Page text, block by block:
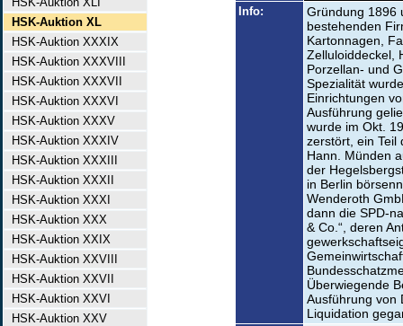
HSK-Auktion XL
HSK-Auktion XXXIX
HSK-Auktion XXXVIII
HSK-Auktion XXXVII
HSK-Auktion XXXVI
HSK-Auktion XXXV
HSK-Auktion XXXIV
HSK-Auktion XXXIII
HSK-Auktion XXXII
HSK-Auktion XXXI
HSK-Auktion XXX
HSK-Auktion XXIX
HSK-Auktion XXVIII
HSK-Auktion XXVII
HSK-Auktion XXVI
HSK-Auktion XXV
Info:
Gründung 1896
bestehenden
Kartonnagen,
Zelluloiddeckel,
Porzellan- und
Spezialität
Einrichtungen
Ausführung
wurde im Okt.
zerstört, ein Teil
Hann. Münden
der
in Berlin
Wenderoth
dann die SPD-
& Co.“, deren
Überwiegende
Ausführung von
Liquidation